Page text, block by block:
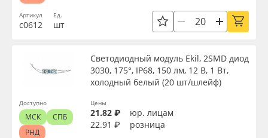
ПЭТ листовой
Вспененный ПВХ
Баннер
Заготовки для сувениров
Упаковка
Страна происхождения
Производитель
Артикул
с0612
Ед.
шт
Светодиодный модуль Ekil, 2SMD диод
3030, 175°, IP68, 150 лм, 12 В, 1 Вт,
холодный белый (20 шт/шлейф)
Цены
21.82 ₽
юр. лицам
22.91 ₽
розница
Доступно
МСК
СПБ
РНД